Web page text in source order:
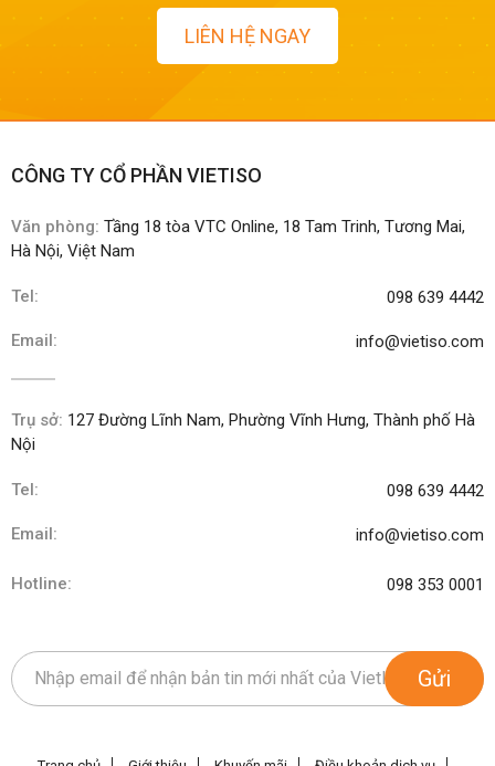
LIÊN HỆ NGAY
CÔNG TY CỔ PHẦN VIETISO
Văn phòng: Tầng 18 tòa VTC Online, 18 Tam Trinh, Tương Mai,
Hà Nội, Việt Nam
Tel: 098 639 4442
Email: info@vietiso.com
Trụ sở: 127 Đường Lĩnh Nam, Phường Vĩnh Hưng, Thành phố Hà
Nội
Tel: 098 639 4442
Email: info@vietiso.com
Hotline: 098 353 0001
Gửi